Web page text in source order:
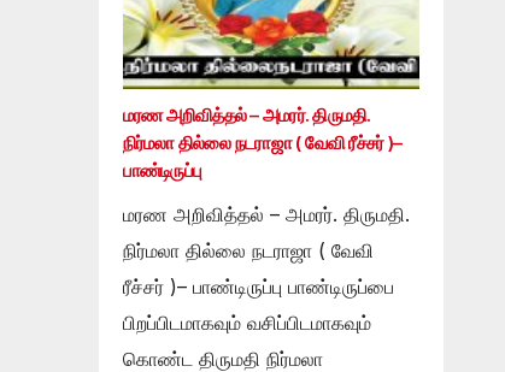
மரண அறிவித்தல் – அமரர். திருமதி.
நிர்மலா தில்லை நடராஜா ( வேவி ரீச்சர் )–
பாண்டிருப்பு
மரண அறிவித்தல் – அமரர். திருமதி.
நிர்மலா தில்லை நடராஜா ( வேவி
ரீச்சர் )– பாண்டிருப்பு பாண்டிருப்பை
பிறப்பிடமாகவும் வசிப்பிடமாகவும்
கொண்ட திருமதி நிர்மலா